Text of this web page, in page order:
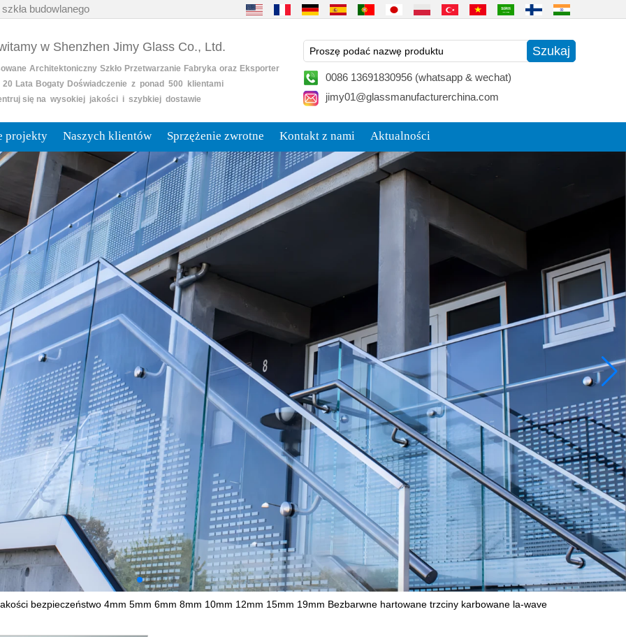
budowlanego
w Shenzhen Jimy Glass Co., Ltd.
Architektoniczny Szkło Przetwarzanie Fabryka oraz Eksporter
20 Lata Bogaty Doświadczenie z ponad 500 klientami
się na wysokiej jakości i szybkiej dostawie
0086 13691830956 (whatsapp & wechat)
jimy01@glassmanufacturerchina.com
projekty Naszych klientów Sprzężenie zwrotne Kontakt z nami Aktualności
bezpieczeństwo 4mm 5mm 6mm 8mm 10mm 12mm 15mm 19mm Bezbarwne hartowane trzciny karbowane la-wave